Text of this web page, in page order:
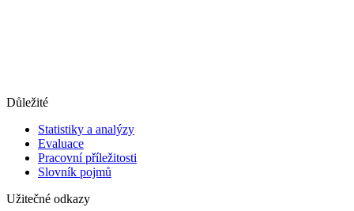
Důležité
Statistiky a analýzy
Evaluace
Pracovní příležitosti
Slovník pojmů
Užitečné odkazy